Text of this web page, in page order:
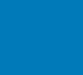
算
坝基齿槽混凝土浇筑及坡
位作业，将铺摊两侧的边
线进行严格的控制。
，在施工现场采用的搬
露